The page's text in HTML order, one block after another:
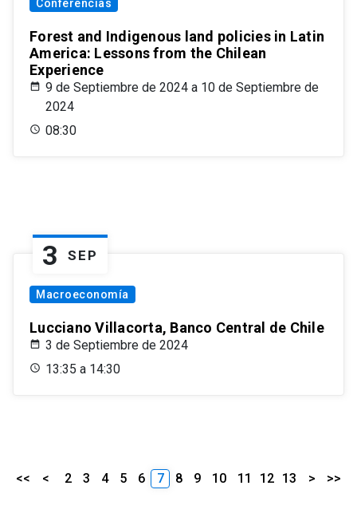
Conferencias
Forest and Indigenous land policies in Latin
America: Lessons from the Chilean
Experience
9 de Septiembre de 2024 a 10 de Septiembre de
2024
08:30
3 SEP
Macroeconomía
Lucciano Villacorta, Banco Central de Chile
3 de Septiembre de 2024
13:35 a 14:30
<< < 2 3 4 5 6 7 8 9 10 11 12 13 > >>